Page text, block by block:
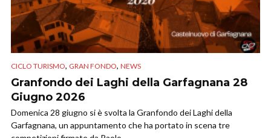
CICLO TURISMO, GRAN FONDO, NEWS
Granfondo dei Laghi della Garfagnana 28
Giugno 2026
Domenica 28 giugno si è svolta la Granfondo dei Laghi della
Garfagnana, un appuntamento che ha portato in scena tre